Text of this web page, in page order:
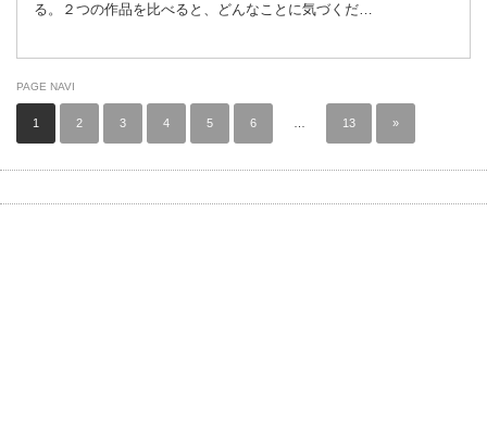
る。２つの作品を比べると、どんなことに気づくだ…
PAGE NAVI
1 2 3 4 5 6 13 »